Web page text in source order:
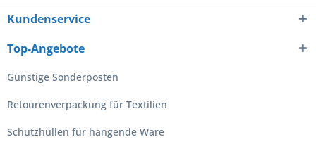
Kundenservice
Top-Angebote
Günstige Sonderposten
Retourenverpackung für Textilien
Schutzhüllen für hängende Ware